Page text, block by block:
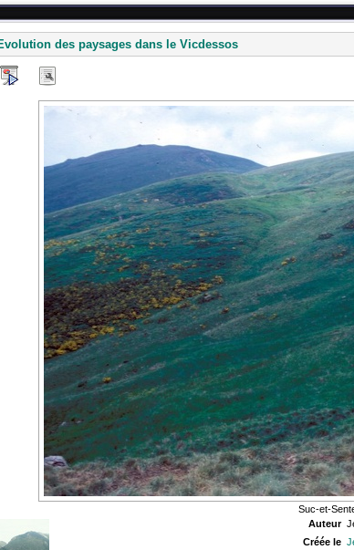
des paysages dans le Vicdessos
Suc-et-
Auteur
Créée le